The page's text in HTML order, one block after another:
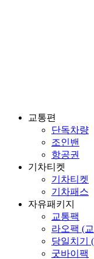
교통편
단독차량
조인밴
항공권
기차티켓
기차티켓
기차패스
자유패키지
교통팩
라오팩 (
당일치기
굿바이팩